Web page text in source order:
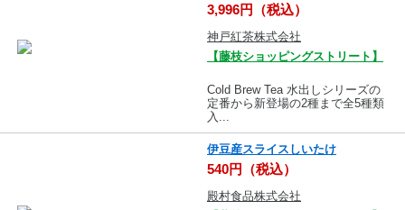
3,996円（税込）
神戸紅茶株式会社
【藤枝ショッピングストリート】
Cold Brew Tea 水出しシリーズの
定番から新登場の2種まで全5種類
入...
伊豆産スライスしいたけ
540円（税込）
殿村食品株式会社